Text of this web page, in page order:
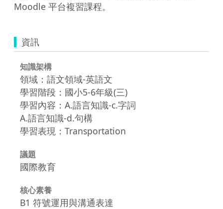
資訊
知識架構
領域：語文領域-英語文
學習階段：國小5-6年級(三)
學習內容：A.語言知識-c.字詞
A.語言知識-d.句構
學習表現：Transportation
議題
國際教育
核心素養
B1 符號運用與溝通表達